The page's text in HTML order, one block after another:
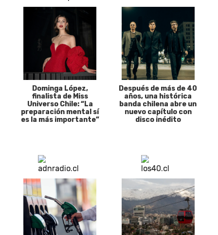
Dominga López,
finalista de Miss
Universo Chile: “La
preparación mental sí
es la más importante”
Después de más de 40
años, una histórica
banda chilena abre un
nuevo capítulo con
disco inédito